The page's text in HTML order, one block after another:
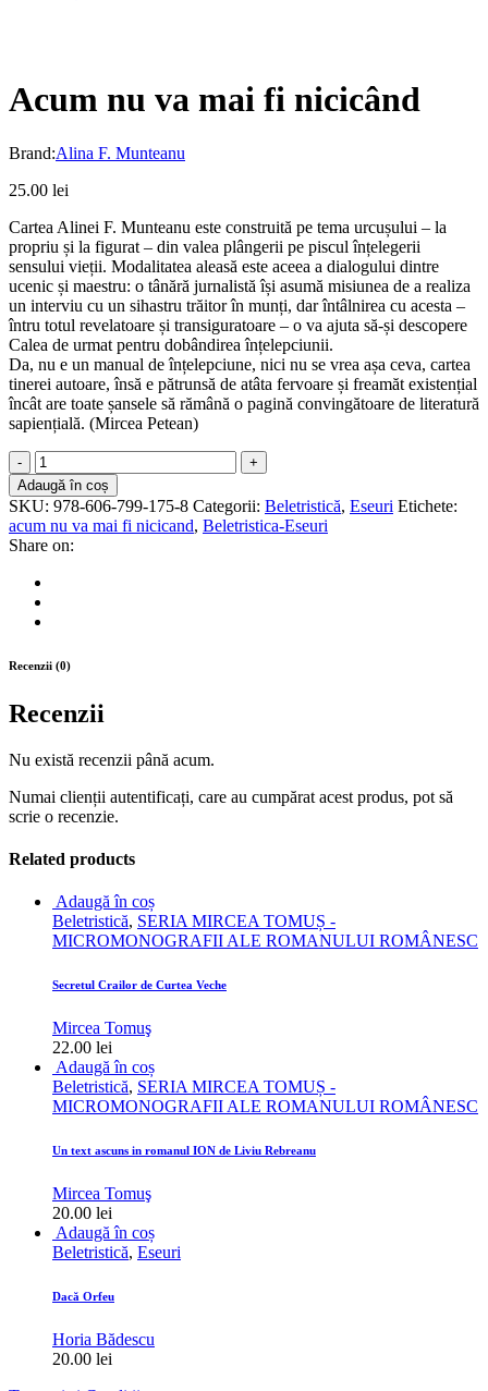
Acum nu va mai fi nicicând
Brand:Alina F. Munteanu
25.00 lei
Cartea Alinei F. Munteanu este construită pe tema urcușului – la
propriu și la figurat – din valea plângerii pe piscul înțelegerii
sensului vieții. Modalitatea aleasă este aceea a dialogului dintre
ucenic și maestru: o tânără jurnalistă își asumă misiunea de a realiza
un interviu cu un sihastru trăitor în munți, dar întâlnirea cu acesta –
întru totul revelatoare și transiguratoare – o va ajuta să-și descopere
Calea de urmat pentru dobândirea înțelepciunii.
Da, nu e un manual de înțelepciune, nici nu se vrea așa ceva, cartea
tinerei autoare, însă e pătrunsă de atâta fervoare și freamăt existențial
încât are toate șansele să rămână o pagină convingătoare de literatură
sapiențială. (Mircea Petean)
Acum
nu
va
mai
fi
nicicând
quantity
Adaugă în coș
SKU: 978-606-799-175-8 Categorii: Beletristică, Eseuri Etichete:
acum nu va mai fi nicicand, Beletristica-Eseuri
Share on:
Recenzii (0)
Recenzii
Nu există recenzii până acum.
Numai clienții autentificați, care au cumpărat acest produs, pot să
scrie o recenzie.
Related products
Adaugă în coș
Beletristică, SERIA MIRCEA TOMUȘ -
MICROMONOGRAFII ALE ROMANULUI ROMÂNESC
Secretul Crailor de Curtea Veche
Mircea Tomuş
22.00 lei
Adaugă în coș
Beletristică, SERIA MIRCEA TOMUȘ -
MICROMONOGRAFII ALE ROMANULUI ROMÂNESC
Un text ascuns in romanul ION de Liviu Rebreanu
Mircea Tomuş
20.00 lei
Adaugă în coș
Beletristică, Eseuri
Dacă Orfeu
Horia Bădescu
20.00 lei